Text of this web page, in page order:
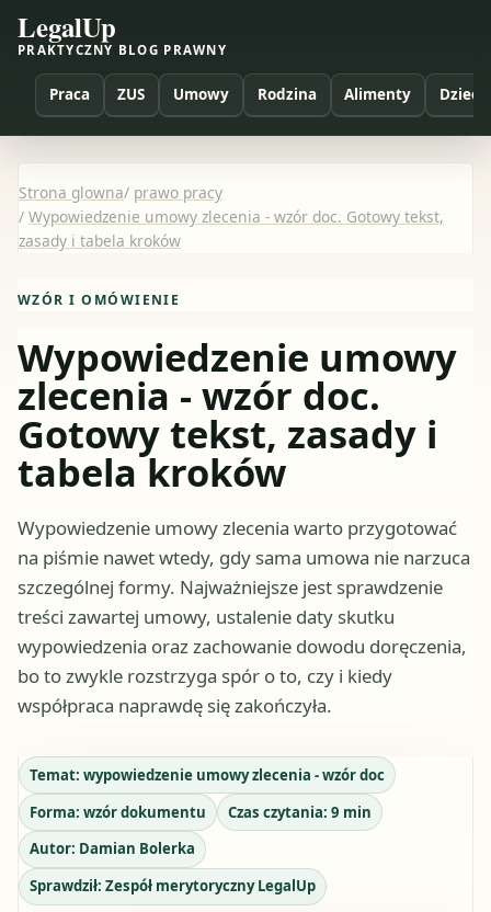
LegalUp
PRAKTYCZNY BLOG PRAWNY
Praca ZUS Umowy Rodzina Alimenty Dzieci
Strona glowna/ prawo pracy
/ Wypowiedzenie umowy zlecenia - wzór doc. Gotowy tekst,
zasady i tabela kroków
WZÓR I OMÓWIENIE
Wypowiedzenie umowy
zlecenia - wzór doc.
Gotowy tekst, zasady i
tabela kroków
Wypowiedzenie umowy zlecenia warto przygotować
na piśmie nawet wtedy, gdy sama umowa nie narzuca
szczególnej formy. Najważniejsze jest sprawdzenie
treści zawartej umowy, ustalenie daty skutku
wypowiedzenia oraz zachowanie dowodu doręczenia,
bo to zwykle rozstrzyga spór o to, czy i kiedy
współpraca naprawdę się zakończyła.
Temat: wypowiedzenie umowy zlecenia - wzór doc
Forma: wzór dokumentu Czas czytania: 9 min
Autor: Damian Bolerka
Sprawdził: Zespół merytoryczny LegalUp